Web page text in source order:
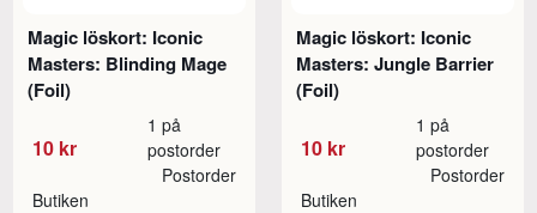
Magic löskort: Iconic
Masters: Blinding Mage
(Foil)
10 kr
1 på
postorder
Butiken
Postorder
Magic löskort: Iconic
Masters: Jungle Barrier
(Foil)
10 kr
1 på
postorder
Butiken
Postorder